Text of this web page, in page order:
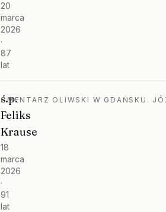
20
marca
2026
·
87
lat
ś.p.
Feliks
Krause
18
marca
2026
·
91
lat
CMENTARZ OLIWSKI W GDAŃSKU.